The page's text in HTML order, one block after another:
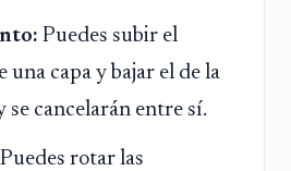
Puedes subir el
una capa y bajar el de la
se cancelarán entre sí.
Puedes rotar las